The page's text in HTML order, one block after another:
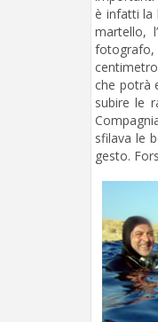
è infatti la
martello,
fotografo,
che potrà
subire le
sfilava le
gesto.